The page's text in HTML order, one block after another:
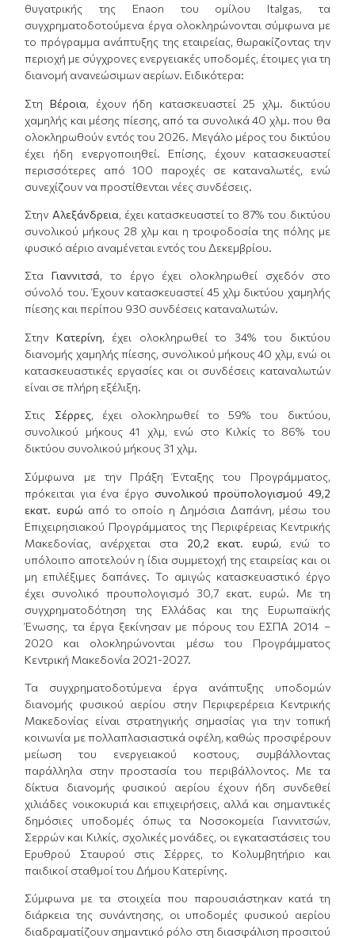
θυγατρικής της Enaon του ομίλου Italgas, τα
συγχρηματοδοτούμενα έργα ολοκληρώνονται σύμφωνα με
το πρόγραμμα ανάπτυξης της εταιρείας, θωρακίζοντας την
περιοχή με σύγχρονες ενεργειακές υποδομές, έτοιμες για τη
διανομή ανανεώσιμων αερίων. Ειδικότερα:
Στη Βέροια, έχουν ήδη κατασκευαστεί 25 χλμ. δικτύου
χαμηλής και μέσης πίεσης, από τα συνολικά 40 χλμ. που θα
ολοκληρωθούν εντός του 2026. Μεγάλο μέρος του δικτύου
έχει ήδη ενεργοποιηθεί. Επίσης, έχουν κατασκευαστεί
περισσότερες από 100 παροχές σε καταναλωτές, ενώ
συνεχίζουν να προστίθενται νέες συνδέσεις.
Στην Αλεξάνδρεια, έχει κατασκευαστεί το 87% του δικτύου
συνολικού μήκους 28 χλμ και η τροφοδοσία της πόλης με
φυσικό αέριο αναμένεται εντός του Δεκεμβρίου.
ΣταΓιαννιτσά, το έργο έχει ολοκληρωθεί σχεδόν στο
σύνολό του. Έχουν κατασκευαστεί 45 χλμ δικτύου χαμηλής
πίεσης και περίπου 930 συνδέσεις καταναλωτών.
Στην Κατερίνη, έχει ολοκληρωθεί το 34% του δικτύου
διανομής χαμηλής πίεσης, συνολικού μήκους 40 χλμ, ενώ οι
κατασκευαστικές εργασίες και οι συνδέσεις καταναλωτών
είναι σε πλήρη εξέλιξη.
Στις Σέρρες, έχει ολοκληρωθεί το 59% του δικτύου,
συνολικού μήκους 41 χλμ, ενώ στο Κιλκίς το 86% του
δικτύου συνολικού μήκους 31 χλμ.
Σύμφωνα με την Πράξη Ένταξης του Προγράμματος,
πρόκειται για ένα έργο συνολικού προϋπολογισμού 49,2
εκατ. ευρώ από το οποίο η Δημόσια Δαπάνη, μέσω του
Επιχειρησιακού Προγράμματος της Περιφέρειας Κεντρικής
Μακεδονίας, ανέρχεται στα 20,2 εκατ. ευρώ, ενώ το
υπόλοιπο αποτελούν η ίδια συμμετοχή της εταιρείας και οι
μη επιλέξιμες δαπάνες. Το αμιγώς κατασκευαστικό έργο
έχει συνολικό προυπολογισμό 30,7 εκατ. ευρώ. Με τη
συγχρηματοδότηση της Ελλάδας και της Ευρωπαϊκής
Ένωσης, τα έργα ξεκίνησαν με πόρους του ΕΣΠΑ 2014 –
2020 και ολοκληρώνονται μέσω του Προγράμματος
Κεντρική Μακεδονία 2021-2027.
Τα συγχρηματοδοτύμενα έργα ανάπτυξης υποδομών
διανομής φυσικού αερίου στην Περιφερέρεια Κεντρικής
Μακεδονίας είναι στρατηγικής σημασίας για την τοπική
κοινωνία με πολλαπλασιαστικά οφέλη, καθώς προσφέρουν
μείωση του ενεργειακού κοστους, συμβάλλοντας
παράλληλα στην προστασία του περιβάλλοντος. Με τα
δίκτυα διανομής φυσικού αερίου έχουν ήδη συνδεθεί
χιλιάδες νοικοκυριά και επιχειρήσεις, αλλά και σημαντικές
δημόσιες υποδομές όπως τα Νοσοκομεία Γιαννιτσών,
Σερρών και Κιλκίς, σχολικές μονάδες, οι εγκαταστάσεις του
Ερυθρού Σταυρού στις Σέρρες, το Κολυμβητήριο και
παιδικοί σταθμοί του Δήμου Κατερίνης.
Σύμφωνα με τα στοιχεία που παρουσιάστηκαν κατά τη
διάρκεια της συνάντησης, οι υποδομές φυσικού αερίου
διαδραματίζουν σημαντικό ρόλο στη διασφάλιση προσιτού